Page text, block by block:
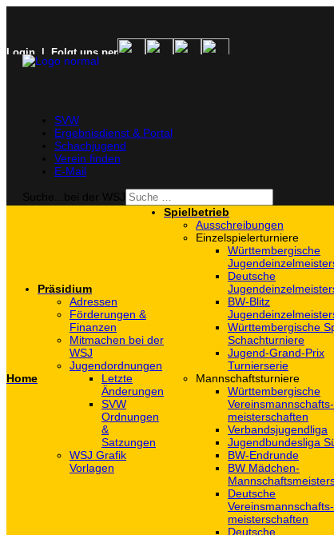
Login | Folgt uns per
SVW
Ergebnisdienst & Portal
Schachjugend
Verein finden
E-Mail
Home
Präsidium
Adressen
Förderungen &
Finanzen
Mitmachen bei der
WSJ
Jugendordnungen
Letzte
Änderungen
SVW
Ordnungen
&
Satzungen
WSJ Grafik
Vorlagen
Spielbetrieb
Ausschreibungen
Einzelspielerturniere
Württembergische
Deutsche
BW-Blitz
Württembergische
Schachturniere
Jugend-Grand-Prix
Turnierserie
Mannschaftsturniere
Württembergische
Vereinsmannschafts-
meisterschaften
Verbandsjugendliga
Jugendbundesliga
BW-Endrunde
BW Mädchen-
Deutsche
Vereinsmannschafts-
meisterschaften
Deutsche